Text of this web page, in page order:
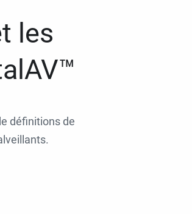
les
définitions de